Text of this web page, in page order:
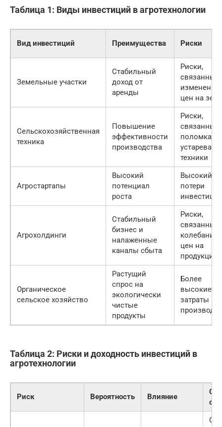
Таблица 1: Виды инвестиций в агротехнологии
Вид инвестиций Преимущества Риски
Земельные участки
Стабильный
доход от
аренды
Риски,
связанные
цен на
Сельскохозяйственная
техника
Повышение
эффективности
производства
Риски,
связанные
техники
Агростартапы
Высокий
потенциал
роста
Высокий
потери
Агрохолдинги
Стабильный
бизнес и
налаженные
каналы сбыта
Риски,
связанные
цен на
продукцию
Органическое
сельское хозяйство
Растущий
спрос на
экологически
чистые
продукты
Более
высокие
затраты на
Таблица 2: Риски и доходность инвестиций в
агротехнологии
Риск Вероятность Влияние